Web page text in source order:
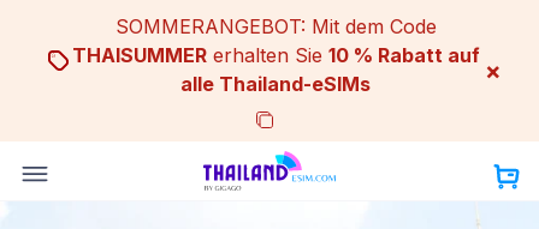
content
SOMMERANGEBOT: Mit dem Code
THAISUMMERerhalten Sie 10 % Rabatt auf
alle Thailand-eSIMs
×